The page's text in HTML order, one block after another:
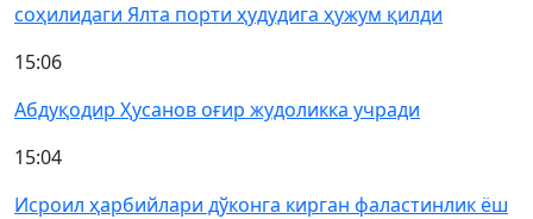
соҳилидаги Ялта порти ҳудудига ҳужум қилди
15:06
Абдуқодир Ҳусанов оғир жудоликка учради
15:04
Исроил ҳарбийлари дўконга кирган фаластинлик ёш